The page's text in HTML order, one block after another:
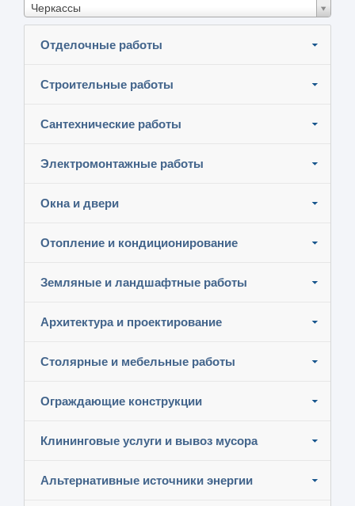
Черкассы
Отделочные работы
Строительные работы
Сантехнические работы
Электромонтажные работы
Окна и двери
Отопление и кондиционирование
Земляные и ландшафтные работы
Архитектура и проектирование
Столярные и мебельные работы
Ограждающие конструкции
Клининговые услуги и вывоз мусора
Альтернативные источники энергии